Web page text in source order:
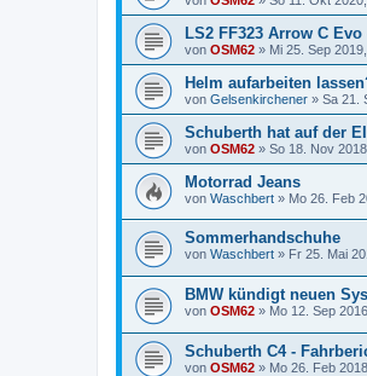
LS2 FF323 Arrow C
von OSM62 » Mi 25. Sep
Helm aufarbeiten
von Gelsenkirchener » Sa 21.
Schuberth hat auf der
von OSM62 » So 18. Nov
Motorrad Jeans
von Waschbert » Mo 26. Feb
Sommerhandschuhe
von Waschbert » Fr 25. Mai
BMW kündigt neuen
von OSM62 » Mo 12. Sep
Schuberth C4 -
von OSM62 » Mo 26. Feb